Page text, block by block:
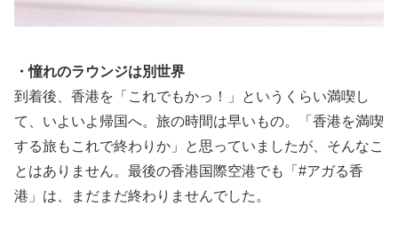
・憧れのラウンジは別世界
到着後、香港を「これでもかっ！」というくらい満喫し
て、いよいよ帰国へ。旅の時間は早いもの。「香港を満喫
する旅もこれで終わりか」と思っていましたが、そんなこ
とはありません。最後の香港国際空港でも「#アガる香
港」は、まだまだ終わりませんでした。